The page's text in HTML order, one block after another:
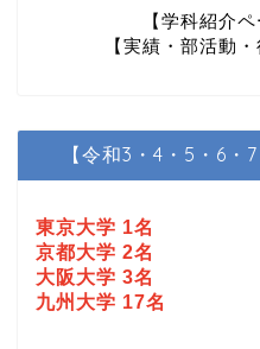
【学科紹介
【実績・部活動
【令和3・4・5・6・
東京大学 1名
京都大学 2名
大阪大学 3名
九州大学 17名